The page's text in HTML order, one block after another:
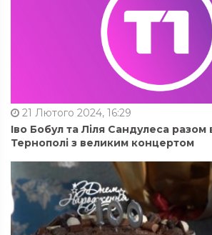
21 Лютого 2024, 16:29
Іво Бобул та Ліля Сандулеса разом
Тернополі з великим концертом